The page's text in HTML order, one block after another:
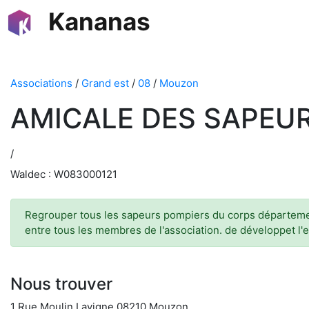
Kananas
Associations / Grand est / 08 / Mouzon
AMICALE DES
/
Waldec : W083000121
Regrouper tous les sapeurs pompiers du corps
entre tous les membres de l'association. de développet
Nous trouver